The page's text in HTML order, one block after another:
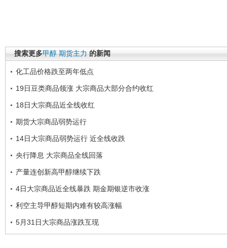
搜索更多甲醇 期货主力 的新闻
化工品价格跌至两年低点
19日豆类商品领涨 大宗商品大部分合约收红
18日大宗商品近全线收红
期货大宗商品弱势运行
14日大宗商品弱势运行 近全线收跌
央行降息 大宗商品全线回落
产量连创新高甲醇继续下跌
4日大宗商品近全线暴跌 期金期银逆市收涨
利空主导甲醇短期内难有较高涨幅
5月31日大宗商品涨跌互现